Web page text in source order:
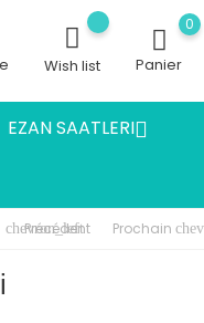
Wish list
0
Panier
EZAN SAATLERI
chevron_left
Précédent Prochain